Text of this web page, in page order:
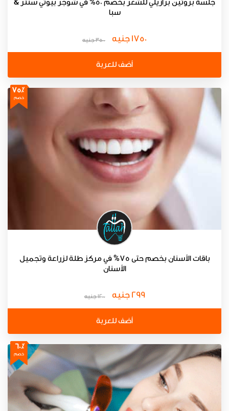
جلسة بروتين برازيلي للشعر بخصم 50% في شوجر بيوتي سنتر &
سبا
1750 جنيه 3500 جنيه
أضف للعربة
75٪
خصم
باقات الأسنان بخصم حتى 75% في مركز طلة لزراعة وتجميل
الأسنان
299 جنيه 1200 جنيه
أضف للعربة
60٪
خصم